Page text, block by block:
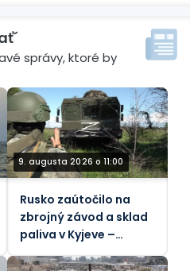
správy, ktoré by
9. augusta 2026 o 11:00
Rusko zaútočilo na
zbrojný závod a sklad
paliva v Kyjeve –